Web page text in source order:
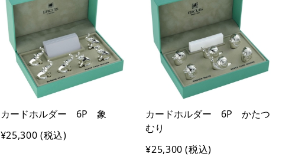
カードホルダー 6P 象
¥25,300 (税込)
カードホルダー 6P かたつ
むり
¥25,300 (税込)